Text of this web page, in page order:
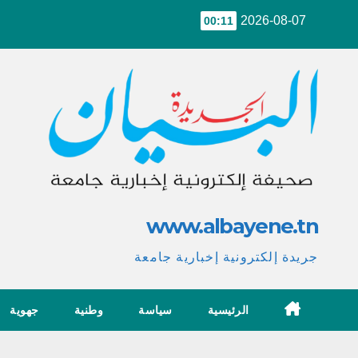
2026-08-07
00:11
www.albayene.tn
جريدة إلكترونية إخبارية جامعة
الرئيسية سياسة وطنية جهوية